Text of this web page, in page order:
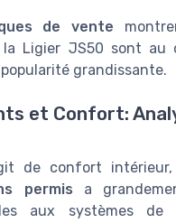
de vente
la Ligier JS50 sont au
grandissante.
et Confort:
de confort intérieur,
permis a
aux systèmes de